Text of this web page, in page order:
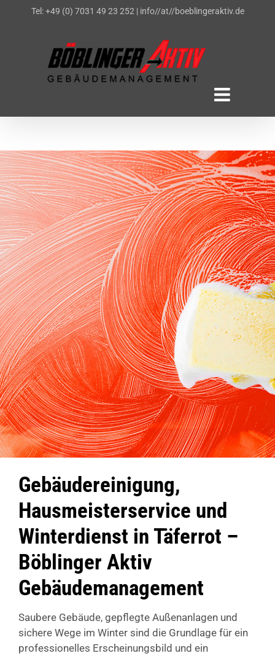
Tel: +49 (0) 7031 49 23 252| info//at//boeblingeraktiv.de
Gebäudereinigung,
Hausmeisterservice und
Winterdienst in Täferrot –
Böblinger Aktiv
Gebäudemanagement
Saubere Gebäude, gepflegte Außenanlagen und
sichere Wege im Winter sind die Grundlage für ein
professionelles Erscheinungsbild und ein